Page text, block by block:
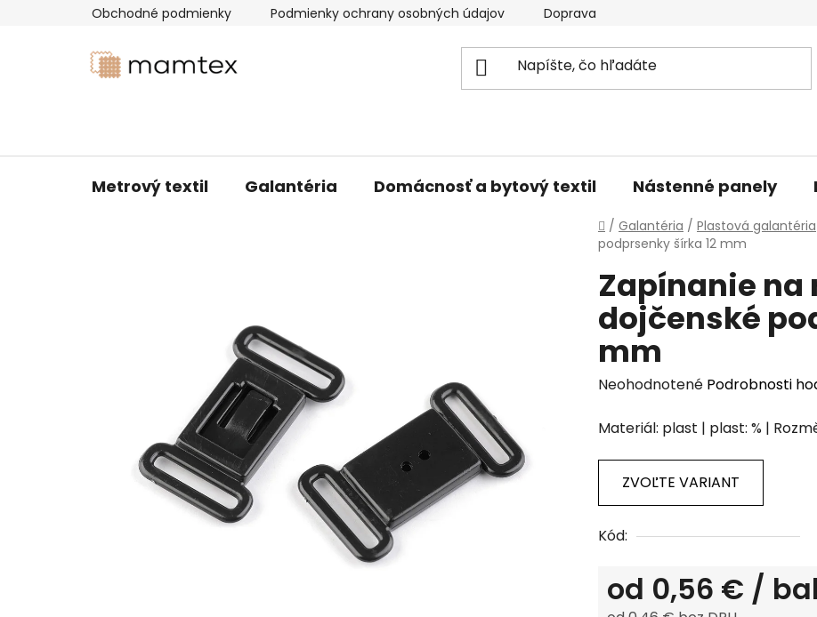
Obchodné podmienky Podmienky ochrany osobných údajov Doprava a platba
Metrový textil Galantéria Domácnosť a bytový textil Nástenné panely
Domov
/ Galantéria / Plastová galantéria
podprsenky šírka 12 mm
Zapínanie
dojčenské
mm
Priemerné
produktu
je
z
5
Neohodnotené Podrobnosti
Materiál: plast | plast: % |
ZVOĽTE VARIANT
Kód:
od 0,56 € /